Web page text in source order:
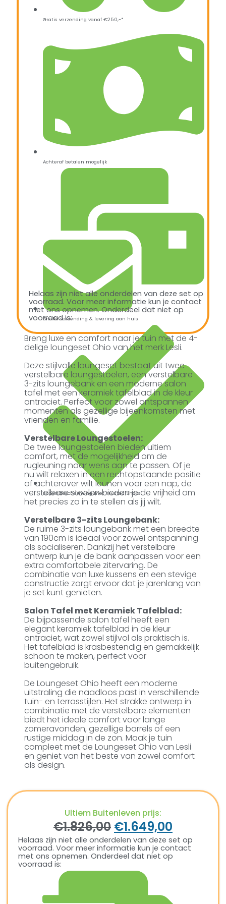
Gratis verzending vanaf €250,-*
Achteraf betalen mogelijk
Snelle verzending & levering aan huis
Kopersbescherming met Trusted Shops
Helaas zijn niet alle onderdelen van deze set op
voorraad. Voor meer informatie kun je contact
met ons opnemen. Onderdeel dat niet op
voorraad is:
Breng luxe en comfort naar je tuin met de 4-
delige loungeset Ohio van het merk Lesli.
Deze stijlvolle loungeset bestaat uit twee
verstelbare loungestoelen, een verstelbare
3-zits loungebank en een moderne salon
tafel met een keramiek tafelblad in de kleur
antraciet. Perfect voor zowel ontspannen
momenten als gezellige bijeenkomsten met
vrienden en familie.
Verstelbare Loungestoelen:
De twee loungestoelen bieden ultiem
comfort, met de mogelijkheid om de
rugleuning naar wens aan te passen. Of je
nu wilt relaxen in een rechtopstaande positie
of achterover wilt leunen voor een nap, de
verstelbare stoelen bieden je de vrijheid om
het precies zo in te stellen als jij wilt.
Verstelbare 3-zits Loungebank:
De ruime 3-zits loungebank met een breedte
van 190cm is ideaal voor zowel ontspanning
als socialiseren. Dankzij het verstelbare
ontwerp kun je de bank aanpassen voor een
extra comfortabele zitervaring. De
combinatie van luxe kussens en een stevige
constructie zorgt ervoor dat je jarenlang van
je set kunt genieten.
Salon Tafel met Keramiek Tafelblad:
De bijpassende salon tafel heeft een
elegant keramiek tafelblad in de kleur
antraciet, wat zowel stijlvol als praktisch is.
Het tafelblad is krasbestendig en gemakkelijk
schoon te maken, perfect voor
buitengebruik.
De Loungeset Ohio heeft een moderne
uitstraling die naadloos past in verschillende
tuin- en terrasstijlen. Het strakke ontwerp in
combinatie met de verstelbare elementen
biedt het ideale comfort voor lange
zomeravonden, gezellige borrels of een
rustige middag in de zon. Maak je tuin
compleet met de Loungeset Ohio van Lesli
en geniet van het beste van zowel comfort
als design.
Ultiem Buitenleven prijs:
€1.826,00 €1.649,00
Helaas zijn niet alle onderdelen van deze set op
voorraad. Voor meer informatie kun je contact
met ons opnemen. Onderdeel dat niet op
voorraad is: